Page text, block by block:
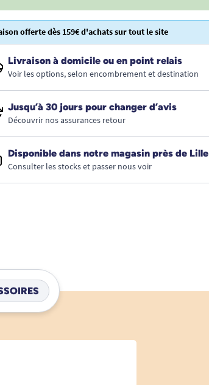
offerte dès 159€ d'achats sur tout le site
Livraison à domicile ou en point relais
Voir les options, selon encombrement et destination
Jusqu’à 30 jours pour changer d’avis
Découvrir nos assurances retour
Disponible dans notre magasin près de Lille
Consulter les stocks et passer nous voir